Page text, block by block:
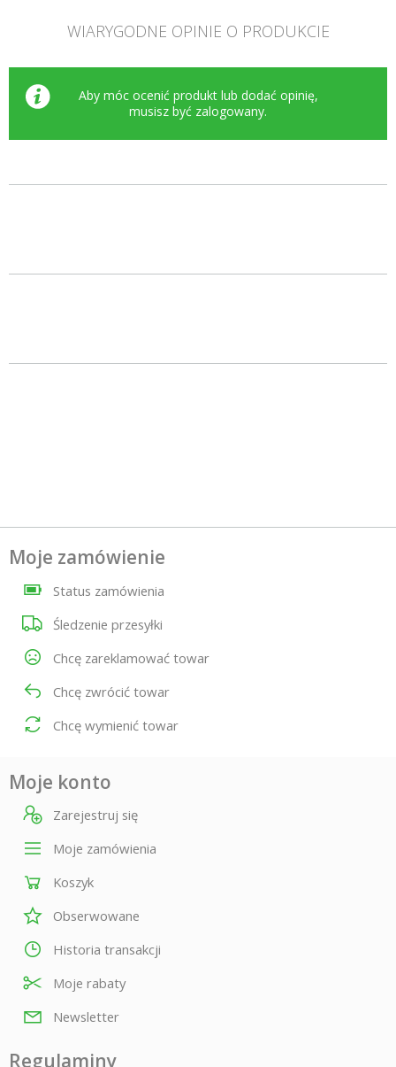
WIARYGODNE OPINIE O PRODUKCIE
Aby móc ocenić produkt lub dodać opinię,
musisz być zalogowany.
Moje zamówienie
Status zamówienia
Śledzenie przesyłki
Chcę zareklamować towar
Chcę zwrócić towar
Chcę wymienić towar
Moje konto
Zarejestruj się
Moje zamówienia
Koszyk
Obserwowane
Historia transakcji
Moje rabaty
Newsletter
Regulaminy